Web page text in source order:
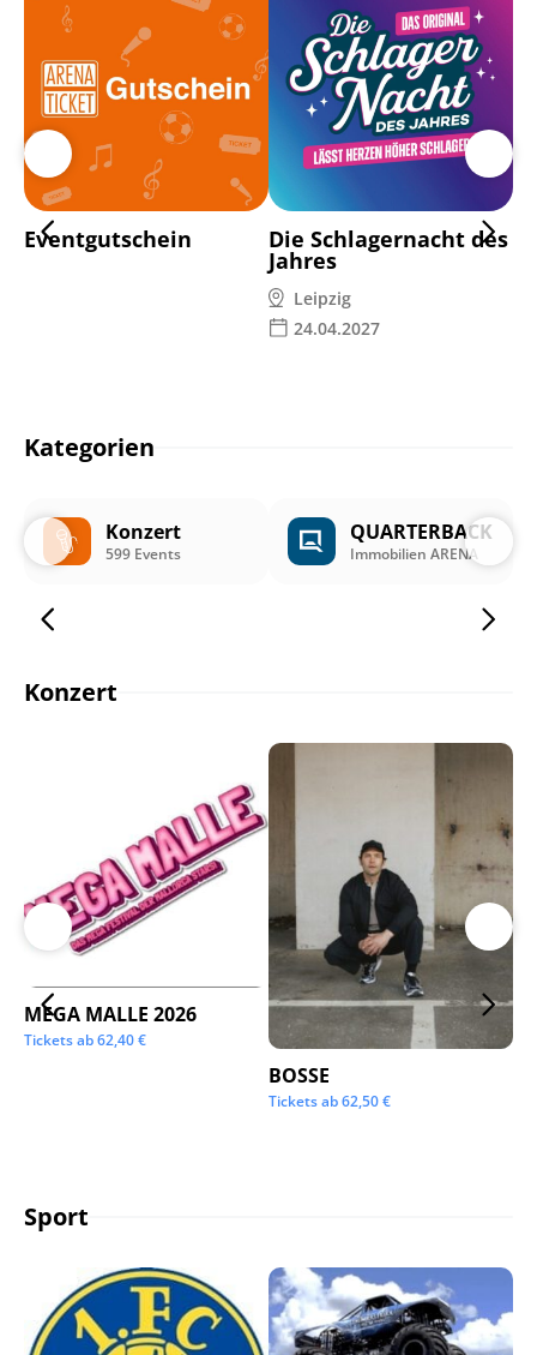
Eventgutschein Die Schlagernacht des
Jahres
Leipzig
24.04.2027
Kategorien
Konzert
599 Events
QUARTERBACK
Immobilien ARENA
Konzert
MEGA MALLE 2026
Tickets ab62,40€
BOSSE
Tickets ab62,50€
Sport